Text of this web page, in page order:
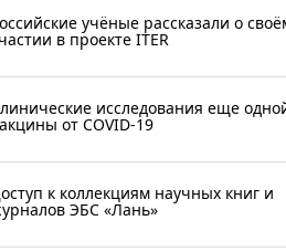
учёные рассказали о
в проекте ITER
исследования еще
от COVID-19
к коллекциям научных книг и
ЭБС «Лань»